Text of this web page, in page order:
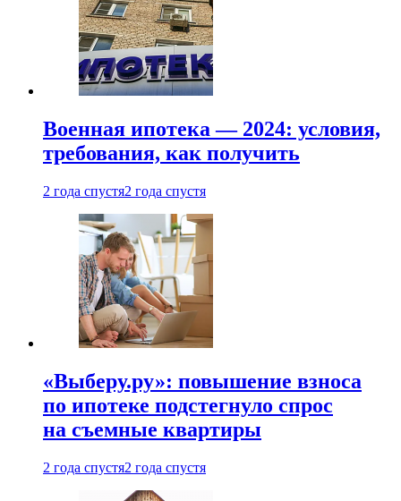
Военная ипотека — 2024: условия,
требования, как получить
2 года спустя2 года спустя
«Выберу.ру»: повышение взноса
по ипотеке подстегнуло спрос
на съемные квартиры
2 года спустя2 года спустя